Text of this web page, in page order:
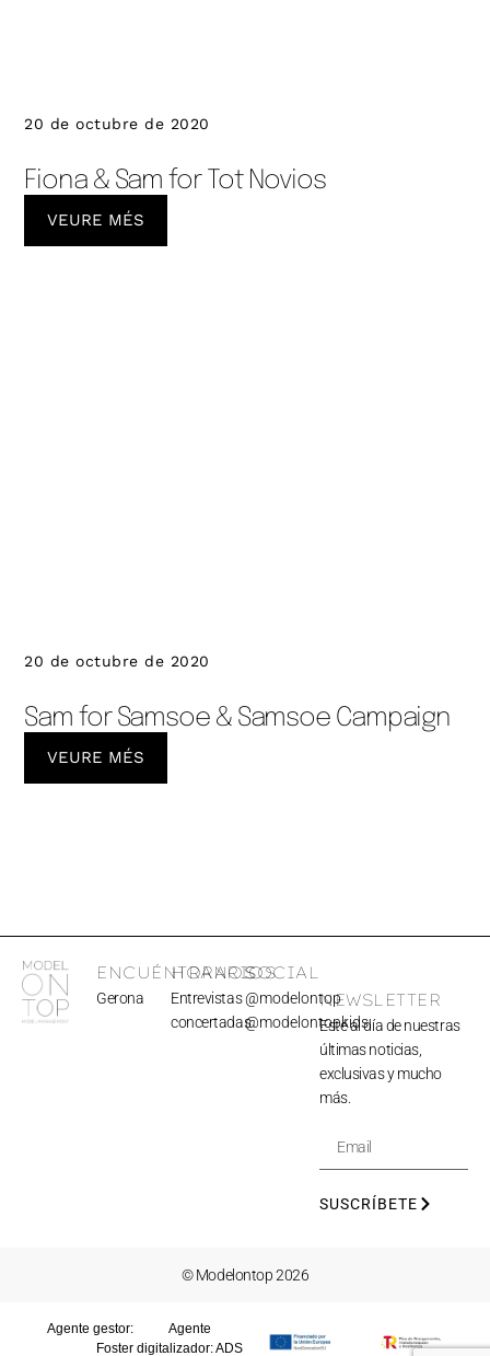
20 de octubre de 2020
Fiona & Sam for Tot Novios
VEURE MÉS
20 de octubre de 2020
Sam for Samsoe & Samsoe Campaign
VEURE MÉS
ENCUÉNTRANOS
Gerona
HORARIOS
Entrevistas
concertadas
SOCIAL
@modelontop
@modelontopkids
NEWSLETTER
Esté al día de nuestras
últimas noticias,
exclusivas y mucho
más.
SUSCRÍBETE
© Modelontop 2026
Agente
digitalizador: ADS
Agente gestor:
Foster